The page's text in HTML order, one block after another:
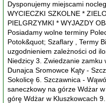
Dysponujemy miejscami
WYCIECZKI SZKOLNE *
PIELGRZYMKI * WYJAZDY
Posiadamy wolne terminy
Potok&quot; Szaflary , Termy
uzgodnieniem zależności od
Niedzicy 3. Zwiedzanie zamku
Dunajca Sromowce Kąty -
Sokolicę 6. Szczawnica -
saneczkowy na górze Wdżar
górę Wdżar w Kluszkowcach